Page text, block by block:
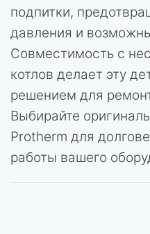
подпитки,
давления и
Совместимость с
котлов делает эту
решением для
Выбирайте
Protherm для
работы вашего